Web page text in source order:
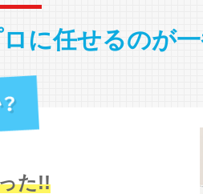
に任せるのが
た!!